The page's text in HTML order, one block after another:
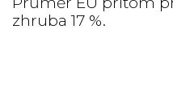
zhruba 17 %.